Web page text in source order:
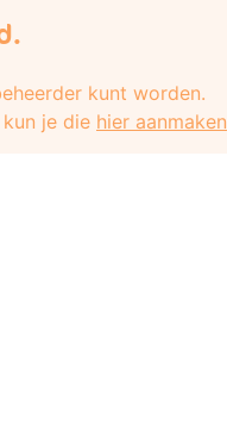
kunt worden.
je die hier aanmaken